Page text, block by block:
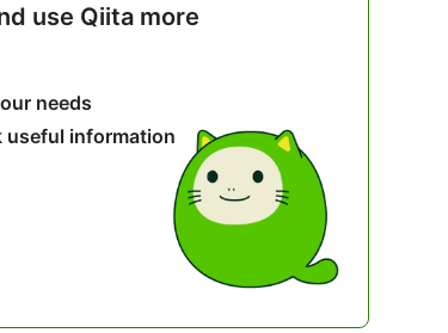
use Qiita more
needs
useful information